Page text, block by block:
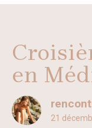
en
21